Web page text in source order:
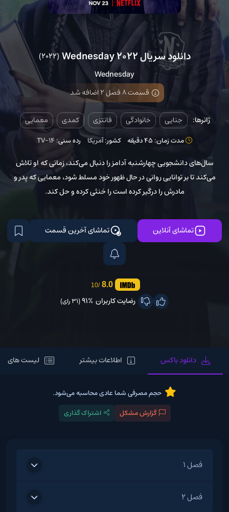
دانلود سریال Wednesday 2022 (2022)
Wednesday
قسمت 8 فصل 2 اضافه شد
ژانرها: جنایی خانوادگی فانتزی کمدی معمایی
مدت زمان: 45 دقیقه کشور:آمریکا رده سنی:TV-14
سال‌های دانشجویی چهارشنبه آدامز را دنبال می‌کند، زمانی که او تلاش
می‌کند تا بر توانایی روانی در حال ظهور خود مسلط شود، معمایی که پدر و
مادرش را درگیر کرده است را خنثی کرده و حل کند.
تماشای آنلاین تماشای آخرین قسمت
8.0
/10
رضایت کاربران 91%(31 رای)
دانلود باکس اطلاعات بیشتر لیست های
حجم مصرفی شما عادی محاسبه می‌شود.
گزارش مشکل
اشتراک گذاری
فصل 1
فصل 2